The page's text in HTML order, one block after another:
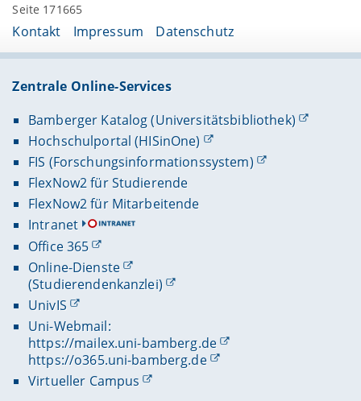
Seite 171665
Kontakt Impressum Datenschutz
Zentrale Online-Services
Bamberger Katalog (Universitätsbibliothek)
Hochschulportal (HISinOne)
FIS (Forschungsinformationssystem)
FlexNow2 für Studierende
FlexNow2 für Mitarbeitende
Intranet
Office 365
Online-Dienste
(Studierendenkanzlei)
UnivIS
Uni-Webmail:
https://mailex.uni-bamberg.de
https://o365.uni-bamberg.de
Virtueller Campus